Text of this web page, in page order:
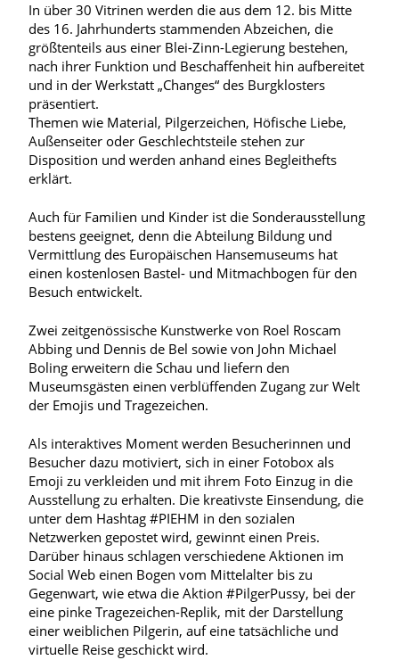
In über 30 Vitrinen werden die aus dem 12. bis Mitte
des 16. Jahrhunderts stammenden Abzeichen, die
größtenteils aus einer Blei-Zinn-Legierung bestehen,
nach ihrer Funktion und Beschaffenheit hin aufbereitet
und in der Werkstatt „Changes“ des Burgklosters
präsentiert.
Themen wie Material, Pilgerzeichen, Höfische Liebe,
Außenseiter oder Geschlechtsteile stehen zur
Disposition und werden anhand eines Begleithefts
erklärt.
Auch für Familien und Kinder ist die Sonderausstellung
bestens geeignet, denn die Abteilung Bildung und
Vermittlung des Europäischen Hansemuseums hat
einen kostenlosen Bastel- und Mitmachbogen für den
Besuch entwickelt.
Zwei zeitgenössische Kunstwerke von Roel Roscam
Abbing und Dennis de Bel sowie von John Michael
Boling erweitern die Schau und liefern den
Museumsgästen einen verblüffenden Zugang zur Welt
der Emojis und Tragezeichen.
Als interaktives Moment werden Besucherinnen und
Besucher dazu motiviert, sich in einer Fotobox als
Emoji zu verkleiden und mit ihrem Foto Einzug in die
Ausstellung zu erhalten. Die kreativste Einsendung, die
unter dem Hashtag #PIEHM in den sozialen
Netzwerken gepostet wird, gewinnt einen Preis.
Darüber hinaus schlagen verschiedene Aktionen im
Social Web einen Bogen vom Mittelalter bis zu
Gegenwart, wie etwa die Aktion #PilgerPussy, bei der
eine pinke Tragezeichen-Replik, mit der Darstellung
einer weiblichen Pilgerin, auf eine tatsächliche und
virtuelle Reise geschickt wird.